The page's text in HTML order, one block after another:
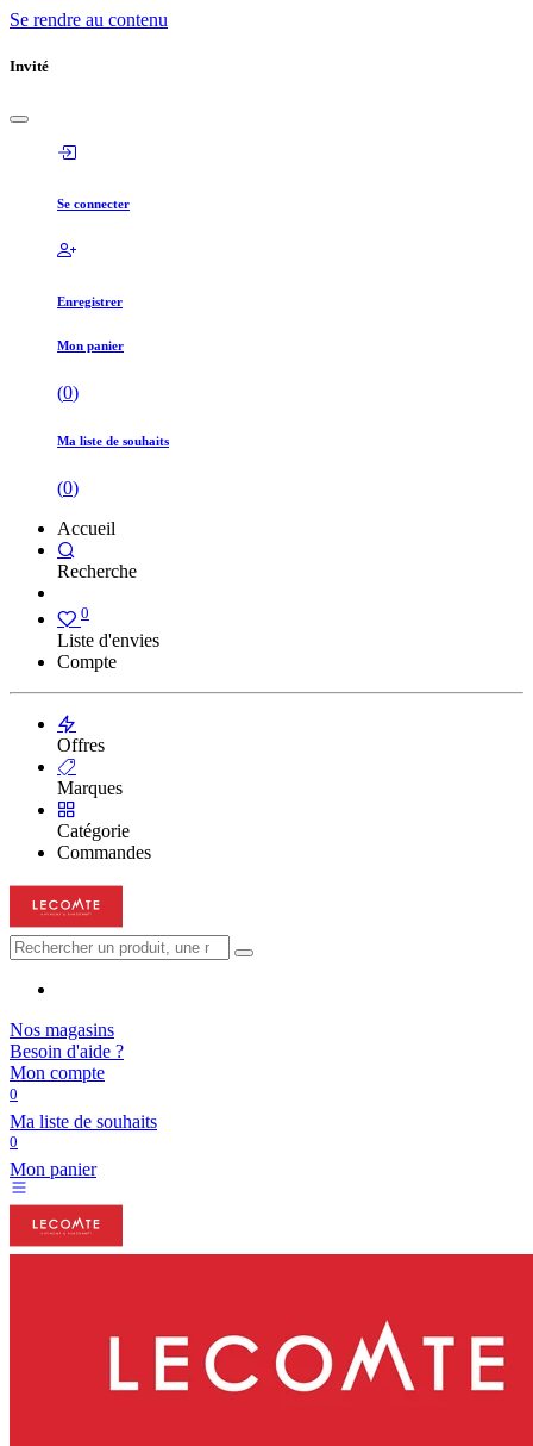
Se rendre au contenu
Invité
Se connecter
Enregistrer
Mon panier
(0)
Ma liste de souhaits
(0)
Accueil
Recherche
0
Liste d'envies
Compte
Offres
Marques
Catégorie
Commandes
Nos magasins
Besoin d'aide ?
Mon compte
0
Ma liste de souhaits
0
Mon panier